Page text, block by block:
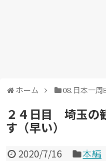
ホーム 08.日本一周
２４日目 埼玉の
す（早い）
2020/7/16 本編